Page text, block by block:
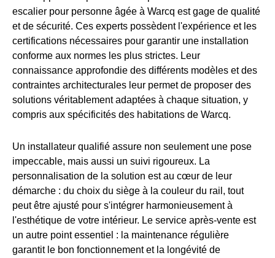
escalier pour personne âgée à Warcq est gage de qualité
et de sécurité. Ces experts possèdent l'expérience et les
certifications nécessaires pour garantir une installation
conforme aux normes les plus strictes. Leur
connaissance approfondie des différents modèles et des
contraintes architecturales leur permet de proposer des
solutions véritablement adaptées à chaque situation, y
compris aux spécificités des habitations de Warcq.
Un installateur qualifié assure non seulement une pose
impeccable, mais aussi un suivi rigoureux. La
personnalisation de la solution est au cœur de leur
démarche : du choix du siège à la couleur du rail, tout
peut être ajusté pour s'intégrer harmonieusement à
l'esthétique de votre intérieur. Le service après-vente est
un autre point essentiel : la maintenance régulière
garantit le bon fonctionnement et la longévité de